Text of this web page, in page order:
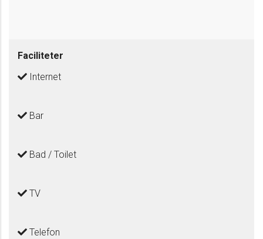
Faciliteter
Internet
Bar
Bad / Toilet
TV
Telefon